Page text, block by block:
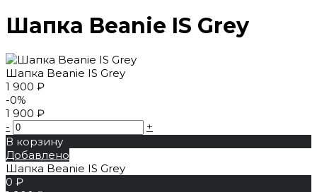
Шапка Beanie IS Grey
Шапка Beanie IS Grey
1 900 ₽
-0%
1 900 ₽
-
+
В корзину
Добавлено
Шапка Beanie IS Grey
0 ₽